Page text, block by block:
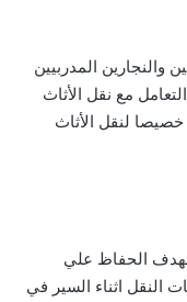
والنجارين المدربيين
مع نقل الأثاث
لنقل الأثاث
بهدف الحفاظ علي
النقل اثناء السير في